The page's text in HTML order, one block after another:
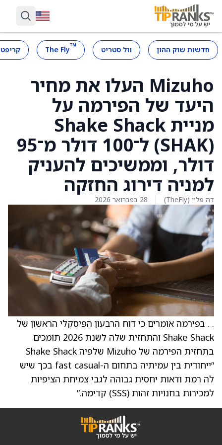
חדשות שוק ההון וול סטריט ™
The Fly
Mizuho העלו את מחיר
היעד של הפירמה על
מניית Shake Shack
(SHAK) ל־100 דולר מ־95
דולר, וממשיכים להעניק
למניה דירוג החזקה
דה פליי (TheFly) 28 בפברואר 2026
. . בפירמה אומרים כי דוח הרבעון הפיסקלי הראשון של
Shake Shack והתחזית שלה לשנת 2026 תומכים
בתחזית הפירמה של Mizuho שלפיה Shake Shack
“ייחודית בין עמיתיה בתחום ה-fast casual בכך שיש
לה רמת ודאות יחסית גבוהה לגבי צמיחת הציפיות
למכירות בחנויות זהות (SSS) קדימה.”